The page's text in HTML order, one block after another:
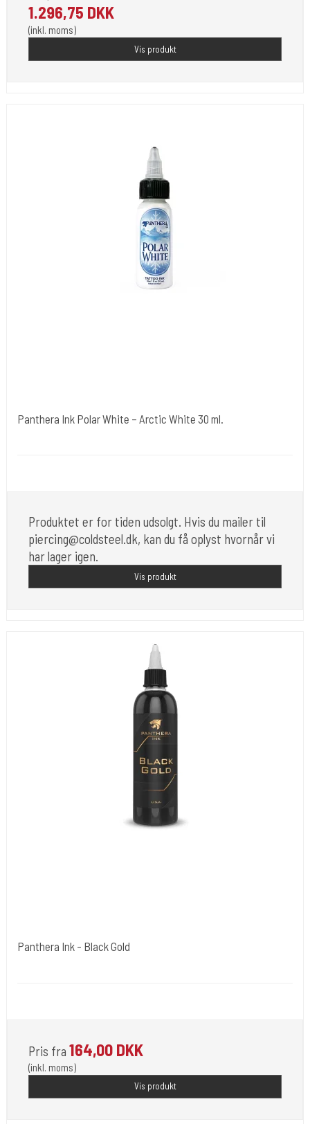
1.296,75 DKK
(inkl. moms)
Vis produkt
Panthera Ink Polar White – Arctic White 30 ml.
Produktet er for tiden udsolgt. Hvis du mailer til
piercing@coldsteel.dk, kan du få oplyst hvornår vi
har lager igen.
Vis produkt
Panthera Ink - Black Gold
Pris fra 164,00 DKK
(inkl. moms)
Vis produkt